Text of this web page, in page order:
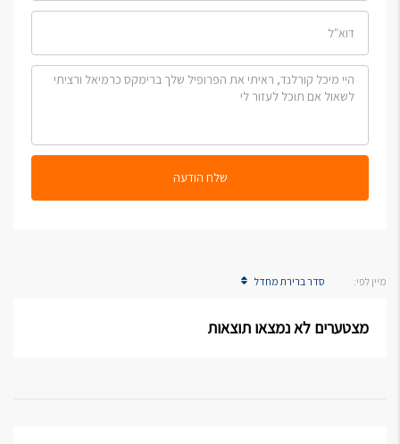
שלח הודעה
מיין לפי: סדר ברירת מחדל
מצטערים לא נמצאו תוצאות